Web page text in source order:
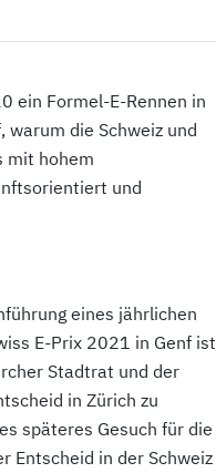
ein Formel-E-Rennen in
die Schweiz und
mit hohem
und
eines jährlichen
E-Prix 2021 in Genf ist
Stadtrat und der
in Zürich zu
späteres Gesuch für die
Entscheid in der Schweiz